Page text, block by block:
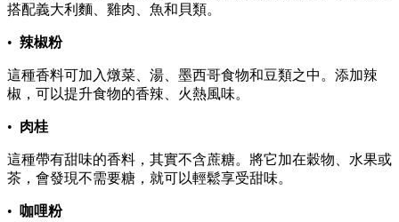
搭配義大利麵、雞肉、魚和貝類。
• 辣椒粉
這種香料可加入燉菜、湯、墨西哥食物和豆類之中。添加辣
椒，可以提升食物的香辣、火熱風味。
• 肉桂
這種帶有甜味的香料，其實不含蔗糖。將它加在穀物、水果或
茶，會發現不需要糖，就可以輕鬆享受甜味。
• 咖哩粉